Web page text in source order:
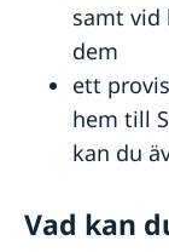
samt vid
dem
ett
hem till
kan du
Vad kan